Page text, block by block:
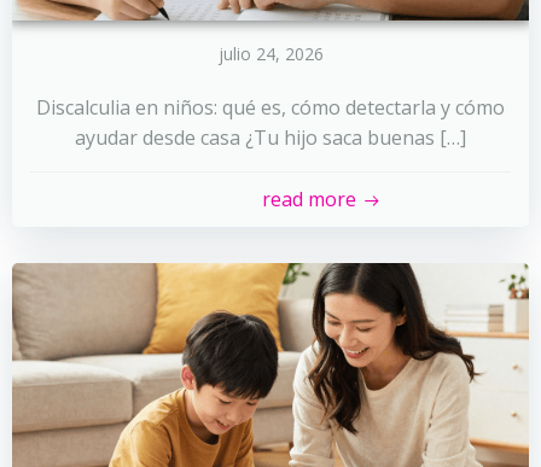
julio 24, 2026
Discalculia en niños: qué es, cómo detectarla y cómo
ayudar desde casa ¿Tu hijo saca buenas […]
read more